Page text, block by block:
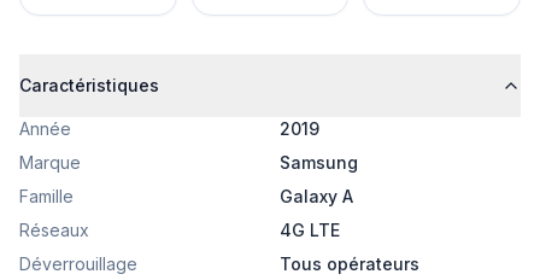
Caractéristiques
Année
2019
Marque
Samsung
Famille
Galaxy A
Réseaux
4G LTE
Déverrouillage
Tous opérateurs